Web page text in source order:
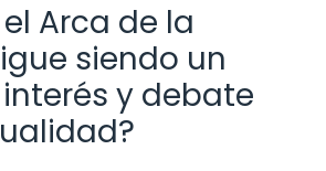
Arca de la
siendo un
y debate